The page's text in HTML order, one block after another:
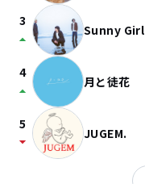
3
arrow_drop_up Sunny Girl
4
arrow_drop_up 月と徒花
5
arrow_drop_down JUGEM.